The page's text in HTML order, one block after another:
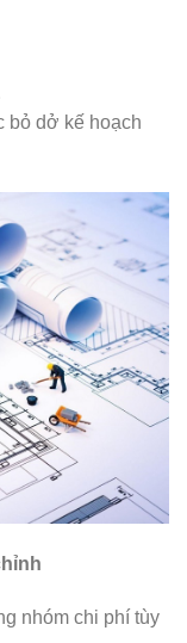
bỏ dở kế hoạch
nhóm chi phí tùy